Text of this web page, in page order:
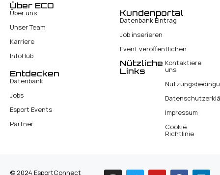
Über ECO
Über uns
Unser Team
Karriere
InfoHub
Kundenportal
Datenbank Eintrag
Job inserieren
Event veröffentlichen
Entdecken
Datenbank
Jobs
Esport Events
Partner
Nützliche
Links
Kontaktiere
uns
Impressum
Cookie
Richtlinie
© 2024 EsportConnect